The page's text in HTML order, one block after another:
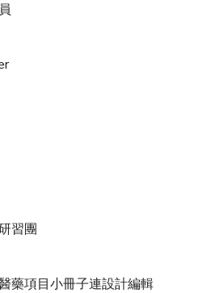
習團
藥項目小冊子連設計編輯